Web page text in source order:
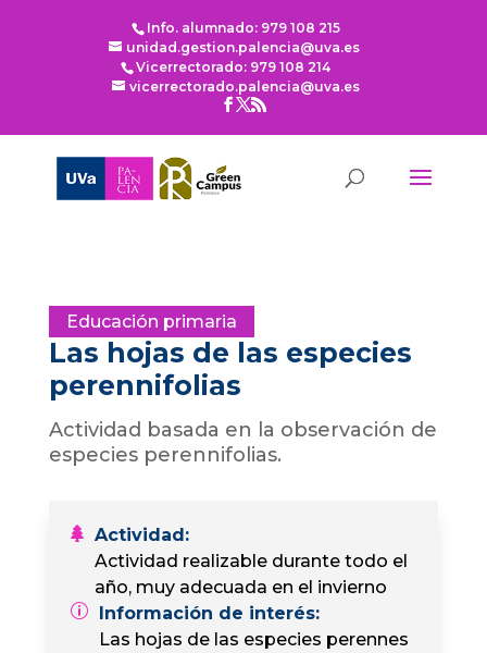
Info. alumnado: 979 108 215
unidad.gestion.palencia@uva.es
Vicerrectorado: 979 108 214
vicerrectorado.palencia@uva.es
Educación primaria
Las hojas de las especies
perennifolias
Actividad basada en la observación de
especies perennifolias.
Actividad:
Actividad realizable durante todo el
año, muy adecuada en el invierno
Información de interés:
Las hojas de las especies perennes